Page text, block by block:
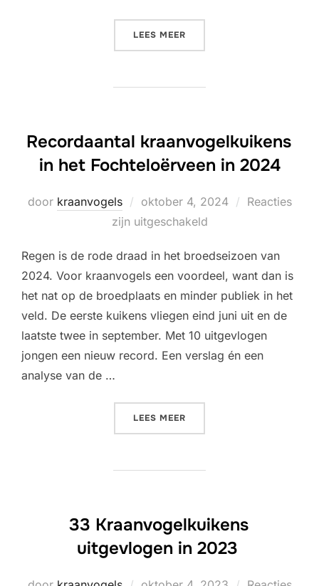
LEES MEER
Recordaantal kraanvogelkuikens
in het Fochteloërveen in 2024
door kraanvogels
Geplaatst
op
oktober 4, 2024
Reacties
zijn uitgeschakeld
Regen is de rode draad in het broedseizoen van
2024. Voor kraanvogels een voordeel, want dan is
het nat op de broedplaats en minder publiek in het
veld. De eerste kuikens vliegen eind juni uit en de
laatste twee in september. Met 10 uitgevlogen
jongen een nieuw record. Een verslag én een
analyse van de …
LEES MEER
33 Kraanvogelkuikens
uitgevlogen in 2023